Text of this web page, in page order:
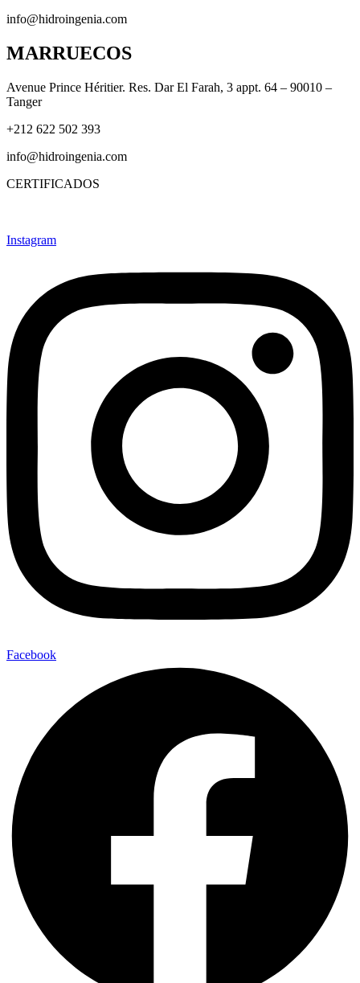
info@hidroingenia.com
MARRUECOS
Avenue Prince Héritier. Res. Dar El Farah, 3 appt. 64 – 90010 –
Tanger
+212 622 502 393
info@hidroingenia.com
CERTIFICADOS
Instagram
Facebook